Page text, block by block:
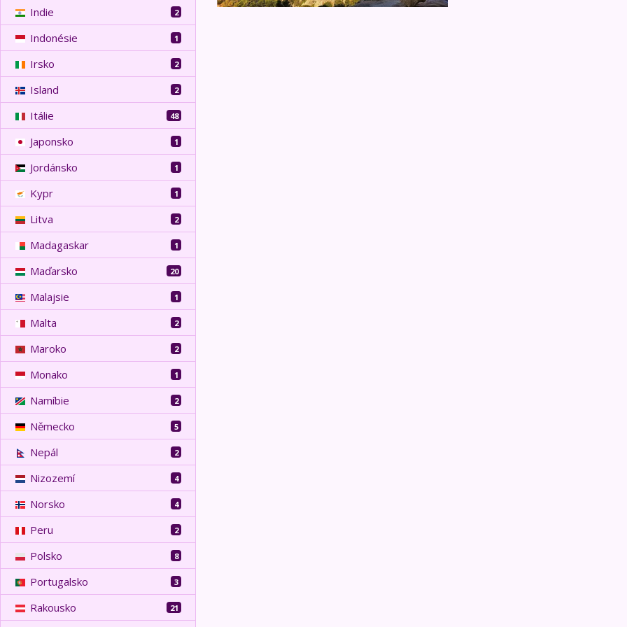
Indie 2
Indonésie 1
Irsko 2
Island 2
Itálie 48
Japonsko 1
Jordánsko 1
Kypr 1
Litva 2
Madagaskar 1
Maďarsko 20
Malajsie 1
Malta 2
Maroko 2
Monako 1
Namíbie 2
Německo 5
Nepál 2
Nizozemí 4
Norsko 4
Peru 2
Polsko 8
Portugalsko 3
Rakousko 21